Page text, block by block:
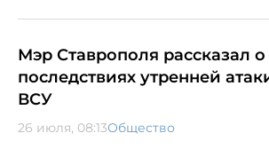
Мэр Ставрополя рассказал о
последствиях утренней
ВСУ
26 июля, 08:13Общество